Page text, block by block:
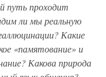
путь проходит
ли мы реальную
Какие
«памятование» и
Какова природа